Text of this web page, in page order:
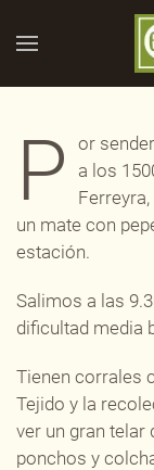
Skip to
P
or
a los
un mate con
estación.
Salimos a las
dificultad media
Tienen corrales
Tejido y la
ver un gran telar
ponchos y